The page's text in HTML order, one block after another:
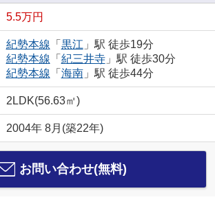
5.5万円
紀勢本線 「 黒江 」駅 徒歩19分
紀勢本線 「 紀三井寺」駅 徒歩30分
紀勢本線 「 海南」駅 徒歩44分
2LDK(56.63㎡)
2004年 8月(築22年)
お問い合わせ(無料)